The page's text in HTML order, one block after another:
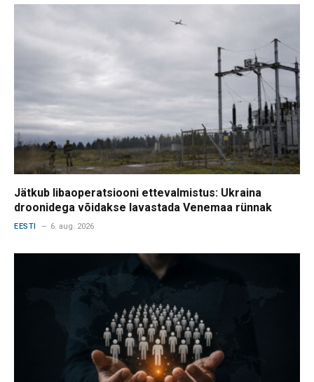
Jätkub libaoperatsiooni ettevalmistus: Ukraina
droonidega võidakse lavastada Venemaa rünnak
EESTI 6. aug. 2026